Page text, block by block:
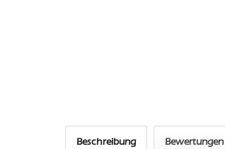
Beschreibung Bewertungen